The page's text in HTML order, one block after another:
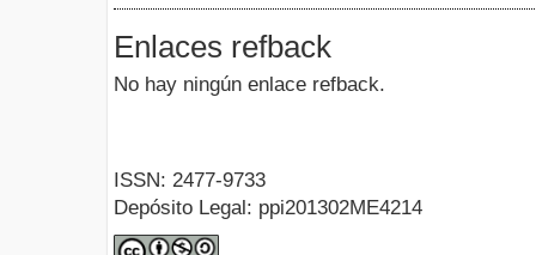
Enlaces refback
No hay ningún enlace refback.
ISSN: 2477-9733
Depósito Legal: ppi201302ME4214